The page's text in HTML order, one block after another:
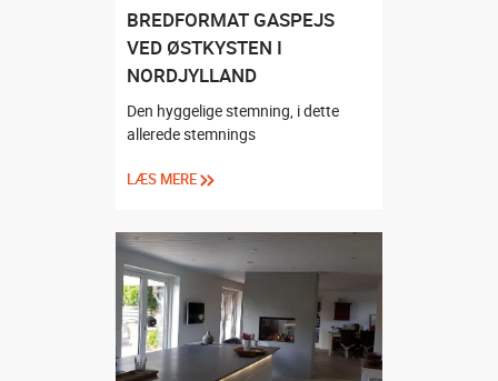
BREDFORMAT GASPEJS
VED ØSTKYSTEN I
NORDJYLLAND
Den hyggelige stemning, i dette
allerede stemnings
LÆS MERE